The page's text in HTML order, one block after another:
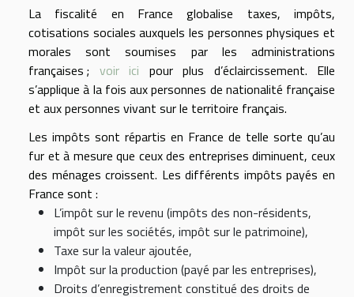
La fiscalité en France globalise taxes, impôts,
cotisations sociales auxquels les personnes physiques et
morales sont soumises par les administrations
françaises ; voir ici pour plus d’éclaircissement. Elle
s’applique à la fois aux personnes de nationalité française
et aux personnes vivant sur le territoire français.
Les impôts sont répartis en France de telle sorte qu’au
fur et à mesure que ceux des entreprises diminuent, ceux
des ménages croissent. Les différents impôts payés en
France sont :
L’impôt sur le revenu (impôts des non-résidents,
impôt sur les sociétés, impôt sur le patrimoine),
Taxe sur la valeur ajoutée,
Impôt sur la production (payé par les entreprises),
Droits d’enregistrement constitué des droits de